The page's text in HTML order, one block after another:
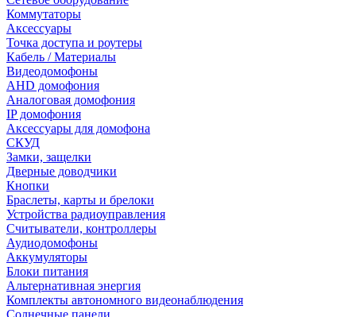
Коммутаторы
Аксессуары
Точка доступа и роутеры
Кабель / Материалы
Видеодомофоны
AHD домофония
Аналоговая домофония
IP домофония
Аксессуары для домофона
СКУД
Замки, защелки
Дверные доводчики
Кнопки
Браслеты, карты и брелоки
Устройства радиоуправления
Считыватели, контроллеры
Аудиодомофоны
Аккумуляторы
Блоки питания
Альтернативная энергия
Комплекты автономного видеонаблюдения
Солнечные панели